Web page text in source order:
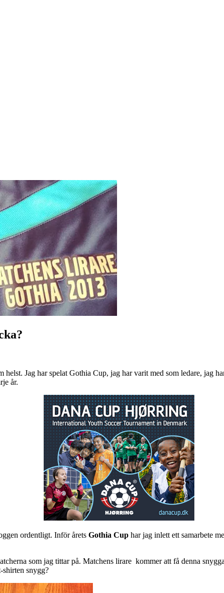
helst. Jag har spelat Gothia Cup, jag har varit med som ledare, jag
år.
ordentligt. Inför årets Gothia Cup har jag inlett ett samarbete
som jag tittar på. Matchens lirare kommer att få denna
shirten snygg?